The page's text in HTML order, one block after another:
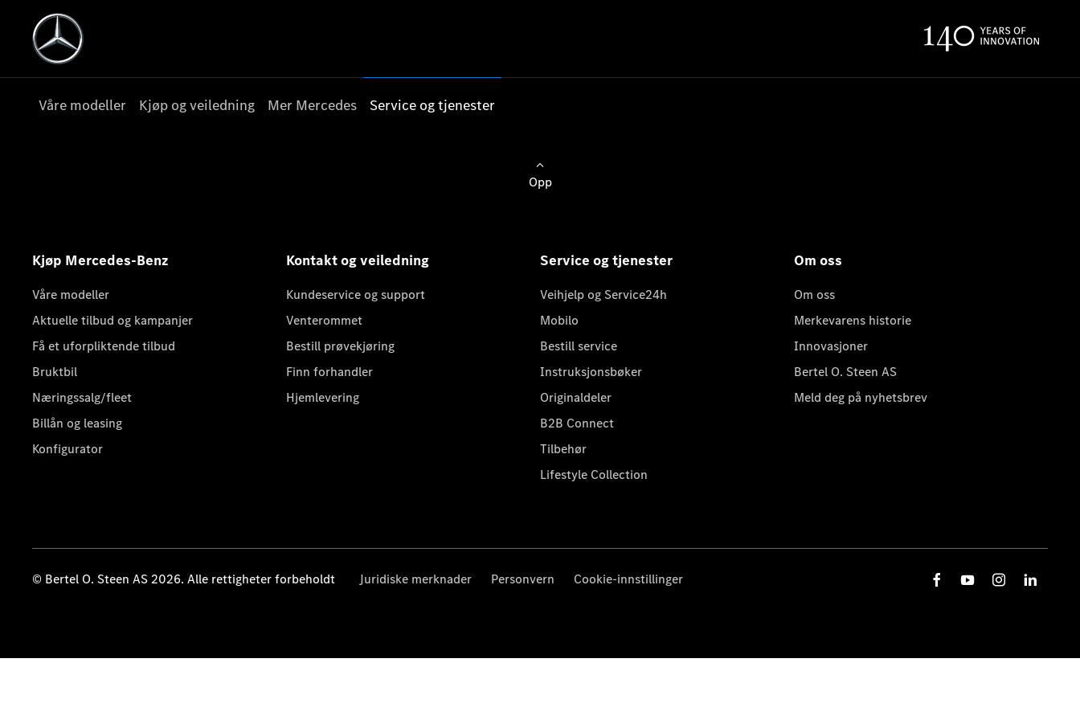
Våre modeller Kjøp og veiledning Mer Mercedes Service og tjenester
Opp
Kjøp Mercedes-Benz
Våre modeller
Aktuelle tilbud og kampanjer
Få et uforpliktende tilbud
Bruktbil
Næringssalg/fleet
Billån og leasing
Konfigurator
Kontakt og veiledning
Kundeservice og support
Venterommet
Bestill prøvekjøring
Finn forhandler
Hjemlevering
Service og tjenester
Veihjelp og Service24h
Mobilo
Bestill service
Instruksjonsbøker
Originaldeler
B2B Connect
Tilbehør
Lifestyle Collection
Om oss
Om oss
Merkevarens historie
Innovasjoner
Bertel O. Steen AS
Meld deg på nyhetsbrev
© Bertel O. Steen AS 2026. Alle rettigheter forbeholdt Juridiske merknader Personvern Cookie-innstillinger